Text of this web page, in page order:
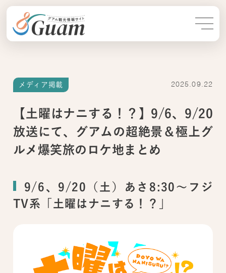
メディア掲載 2025.09.22
【土曜はナニする！？】9/6、9/20
放送にて、グアムの超絶景＆極上グ
ルメ爆笑旅のロケ地まとめ
9/6、9/20（土）あさ8:30～フジ
TV系「土曜はナニする！？」